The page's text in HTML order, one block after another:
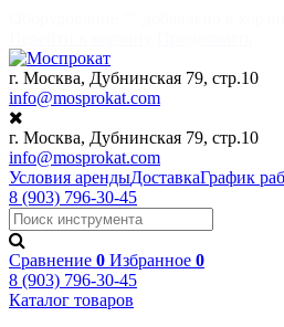
info@mosprokat.com
г. Москва, Дубнинская 79, стр.10
info@mosprokat.com
Условия арендыДоставкаГрафик
8 (903) 796-30-45
Сравнение0 Избранное
8 (903) 796-30-45
Каталогтоваров
Алмазное бурение